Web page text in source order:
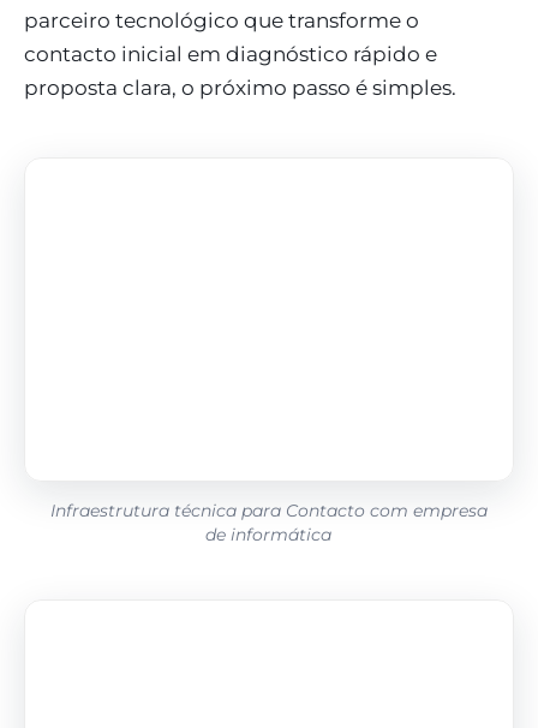
parceiro tecnológico que transforme o
contacto inicial em diagnóstico rápido e
proposta clara, o próximo passo é simples.
Infraestrutura técnica para Contacto com empresa
de informática